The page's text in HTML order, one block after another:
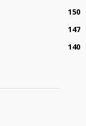
150
147
140